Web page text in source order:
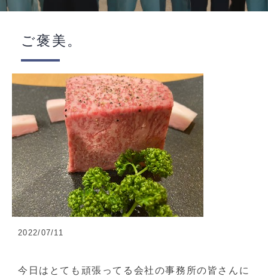
ご褒美。
2022/07/11
今日はとても頑張ってる会社の事務所の皆さんに